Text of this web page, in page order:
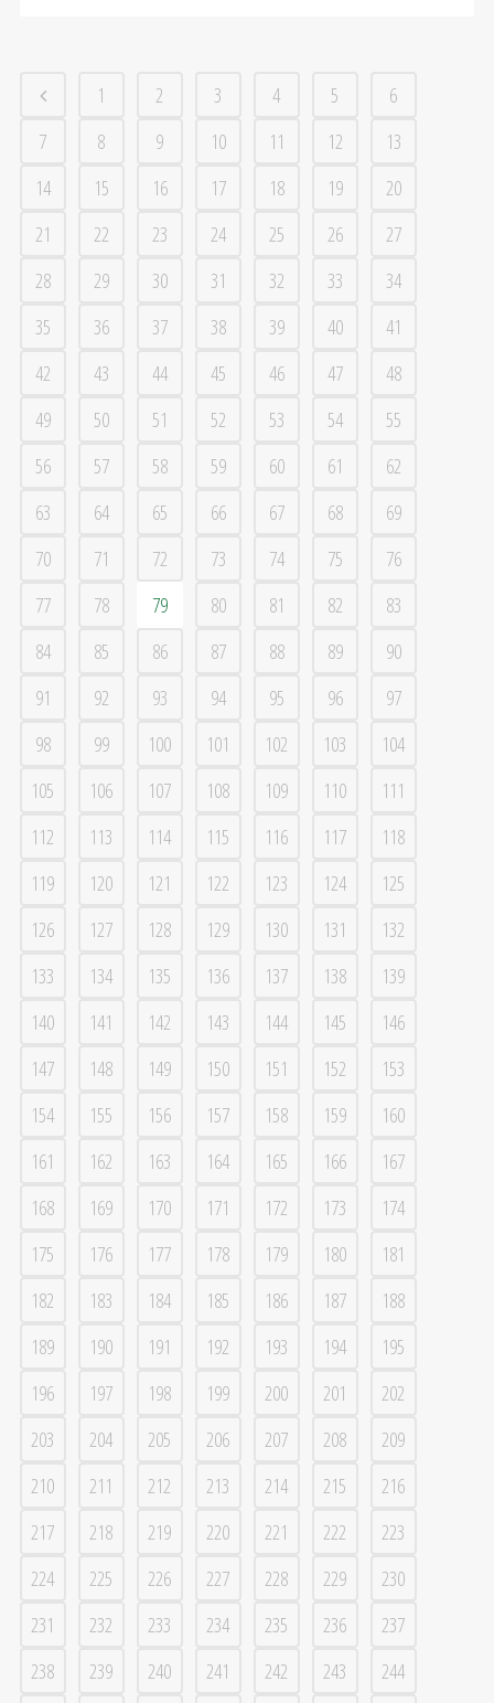
1 2 3 4 5
6
7
8 9 10 11 12
13
14
15 16 17 18 19
20
21
22 23 24 25 26
27
28
29 30 31 32 33
34
35
36 37 38 39 40
41
42
43 44 45 46 47
48
49
50 51 52 53 54
55
56
57 58 59 60 61
62
63
64 65 66 67 68
69
70
71 72 73 74 75
76
77
78 79 80 81 82
83
84
85 86 87 88 89
90
91
92 93 94 95 96
97
98
99 100 101 102 103
104
105
106 107 108 109 110
111
112
113 114 115 116 117
118
119
120 121 122 123 124
125
126
127 128 129 130 131
132
133
134 135 136 137 138
139
140
141 142 143 144 145
146
147
148 149 150 151 152
153
154
155 156 157 158 159
160
161
162 163 164 165 166
167
168
169 170 171 172 173
174
175
176 177 178 179 180
181
182
183 184 185 186 187
188
189
190 191 192 193 194
195
196
197 198 199 200 201
202
203
204 205 206 207 208
209
210
211 212 213 214 215
216
217
218 219 220 221 222
223
224
225 226 227 228 229
230
231
232 233 234 235 236
237
238
239 240 241 242 243
244